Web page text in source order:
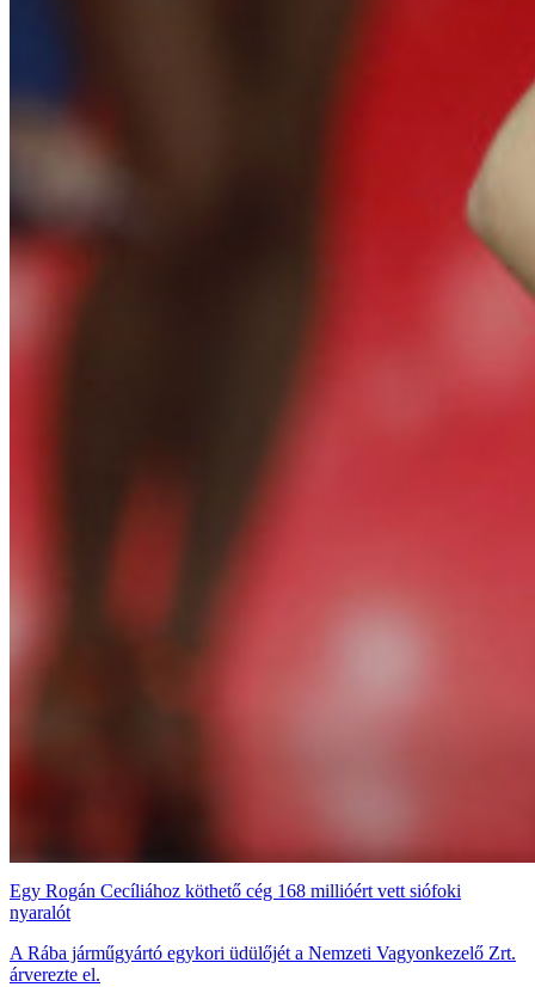
Egy Rogán Cecíliához köthető cég 168 millióért vett siófoki
nyaralót
A Rába járműgyártó egykori üdülőjét a Nemzeti Vagyonkezelő Zrt.
árverezte el.